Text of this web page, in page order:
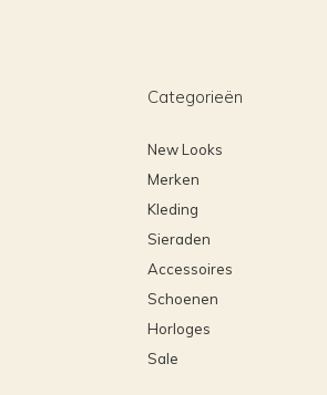
Categorieën
New Looks
Merken
Kleding
Sieraden
Accessoires
Schoenen
Horloges
Sale